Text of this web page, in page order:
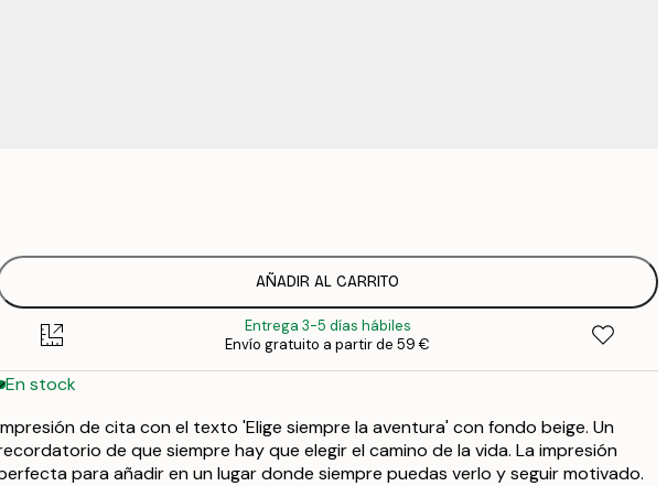
AÑADIR AL CARRITO
Entrega 3-5 días hábiles
Envío gratuito a partir de 59 €
En stock
de cita con el texto 'Elige siempre la aventura' con fondo beige. Un
de que siempre hay que elegir el camino de la vida. La impresión
para añadir en un lugar donde siempre puedas verlo y seguir motivado.